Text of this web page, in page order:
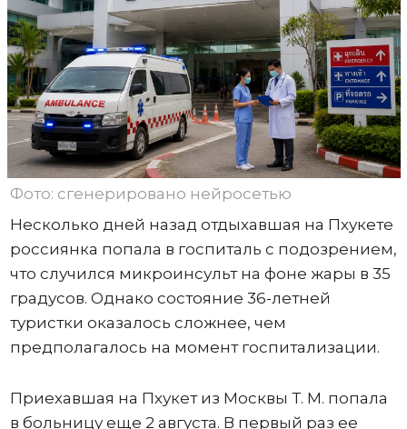
Фото: сгенерировано нейросетью
Несколько дней назад отдыхавшая на Пхукете
россиянка попала в госпиталь с подозрением,
что случился микроинсульт на фоне жары в 35
градусов. Однако состояние 36-летней
туристки оказалось сложнее, чем
предполагалось на момент госпитализации.
Приехавшая на Пхукет из Москвы Т. М. попала
в больницу еще 2 августа. В первый раз ее